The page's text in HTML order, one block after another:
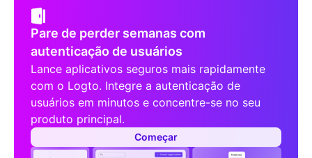
Pare de perder semanas com
autenticação de usuários
Lance aplicativos seguros mais rapidamente
com o Logto. Integre a autenticação de
usuários em minutos e concentre-se no seu
produto principal.
Começar